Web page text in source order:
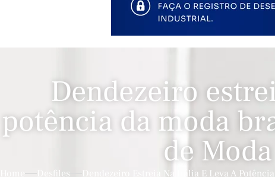
Dendezeiro
potência da moda
de
Desfiles Dendezeiro Estreia Na Itália E Leva A